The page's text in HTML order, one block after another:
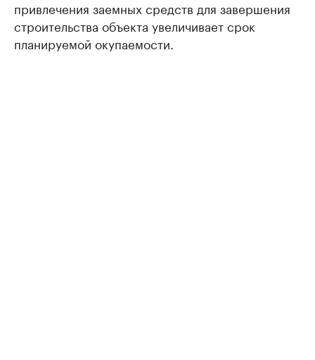
привлечения заемных средств для завершения
строительства объекта увеличивает срок
планируемой окупаемости.